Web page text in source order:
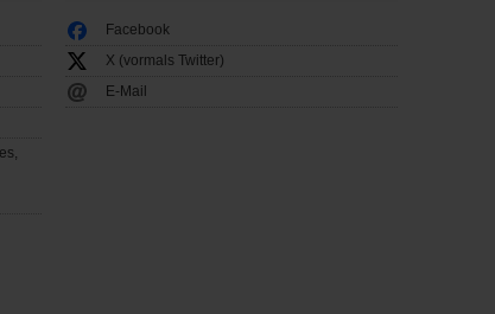
Facebook
X (vormals Twitter)
E-Mail